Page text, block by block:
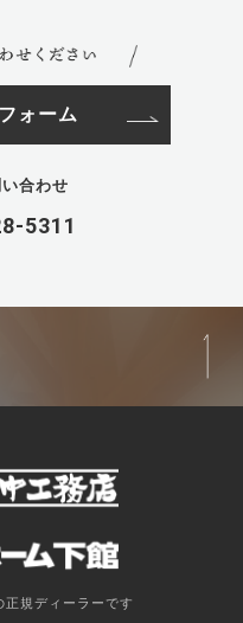
ォーム
合わせ
5311
規ディーラーです